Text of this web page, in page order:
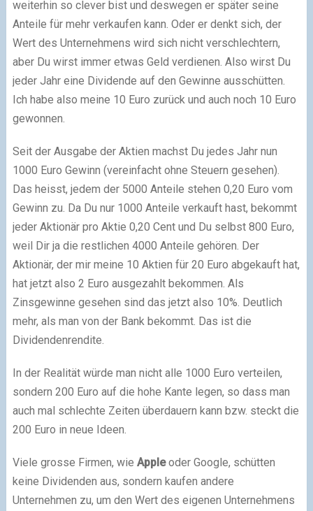
weiterhin so clever bist und deswegen er später seine
Anteile für mehr verkaufen kann. Oder er denkt sich, der
Wert des Unternehmens wird sich nicht verschlechtern,
aber Du wirst immer etwas Geld verdienen. Also wirst Du
jeder Jahr eine Dividende auf den Gewinne ausschütten.
Ich habe also meine 10 Euro zurück und auch noch 10 Euro
gewonnen.
Seit der Ausgabe der Aktien machst Du jedes Jahr nun
1000 Euro Gewinn (vereinfacht ohne Steuern gesehen).
Das heisst, jedem der 5000 Anteile stehen 0,20 Euro vom
Gewinn zu. Da Du nur 1000 Anteile verkauft hast, bekommt
jeder Aktionär pro Aktie 0,20 Cent und Du selbst 800 Euro,
weil Dir ja die restlichen 4000 Anteile gehören. Der
Aktionär, der mir meine 10 Aktien für 20 Euro abgekauft hat,
hat jetzt also 2 Euro ausgezahlt bekommen. Als
Zinsgewinne gesehen sind das jetzt also 10%. Deutlich
mehr, als man von der Bank bekommt. Das ist die
Dividendenrendite.
In der Realität würde man nicht alle 1000 Euro verteilen,
sondern 200 Euro auf die hohe Kante legen, so dass man
auch mal schlechte Zeiten überdauern kann bzw. steckt die
200 Euro in neue Ideen.
Viele grosse Firmen, wie Appleoder Google, schütten
keine Dividenden aus, sondern kaufen andere
Unternehmen zu, um den Wert des eigenen Unternehmens